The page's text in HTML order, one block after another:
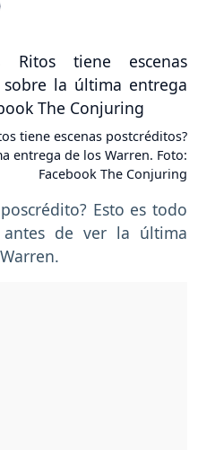
tiene escenas postcréditos?
entrega de los Warren. Foto:
Facebook The Conjuring
Esto es todo
de ver la última